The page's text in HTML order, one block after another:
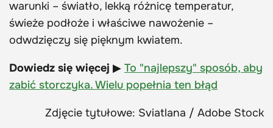
warunki – światło, lekką różnicę temperatur,
świeże podłoże i właściwe nawożenie –
odwdzięczy się pięknym kwiatem.
Dowiedz się więcej ▶ To "najlepszy" sposób, aby
zabić storczyka. Wielu popełnia ten błąd
Zdjęcie tytułowe: Sviatlana / Adobe Stock